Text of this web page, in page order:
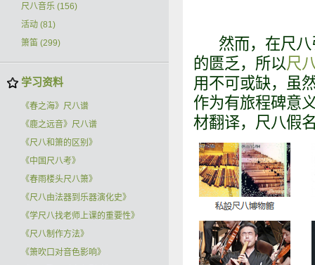
然而，在尺八
的匮乏，所以尺
用不可或缺，虽
作为有旅程碑意
材翻译，尺八假
尺八音乐 (156)
活动 (81)
箫笛 (299)
学习资料
《春之海》尺八谱
《鹿之远音》尺八谱
《尺八和箫的区别》
《中国尺八考》
《春雨楼头尺八箫》
《尺八由法器到乐器演化史》
《学尺八找老师上课的重要性》
《尺八制作方法》
《箫吹口对音色影响》